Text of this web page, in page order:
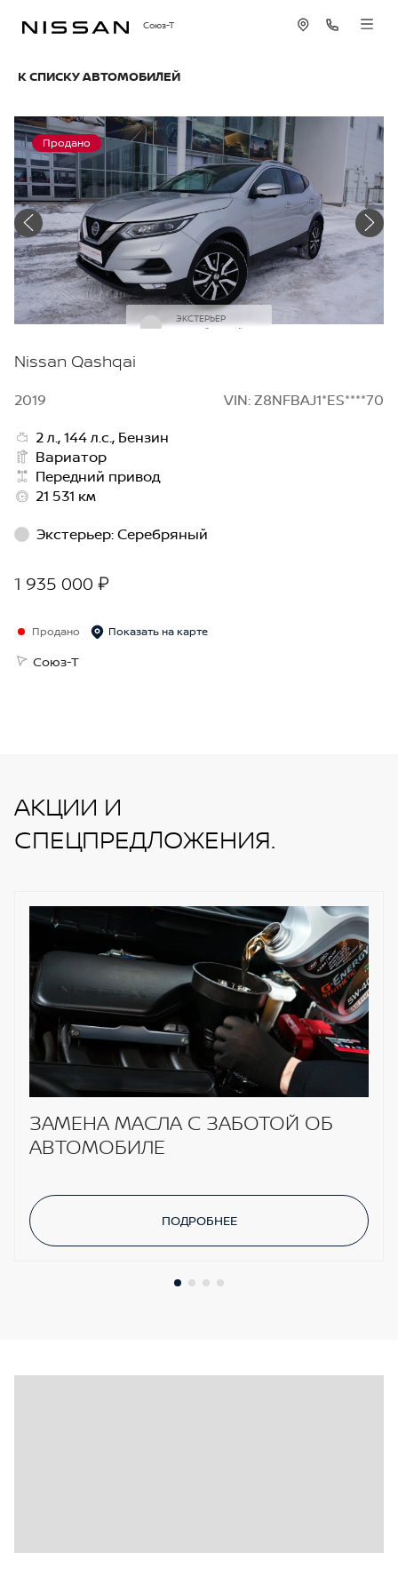
Союз-Т
К СПИСКУ АВТОМОБИЛЕЙ
Продано
ЭКСТЕРЬЕР
Серебряный
Nissan Qashqai
2019
VIN: Z8NFBAJ1*ES****70
2 л., 144 л.с., Бензин
Вариатор
Передний привод
21 531 км
Экстерьер:Серебряный
1 935 000 ₽
Продано Показать на карте
Союз-Т
АКЦИИ И
СПЕЦПРЕДЛОЖЕНИЯ.
ЗАМЕНА МАСЛА С ЗАБОТОЙ ОБ
АВТОМОБИЛЕ
ПОДРОБНЕЕ